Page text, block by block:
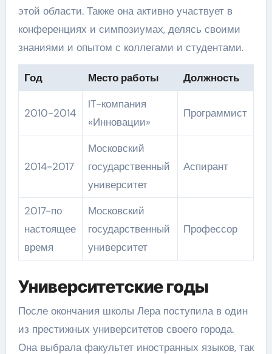
этой области. Также она активно участвует в
конференциях и симпозиумах, делясь своими
знаниями и опытом с коллегами и студентами.
Год Место работы Должность
2010-2014
IT-компания
«Инновации»
Программист
2014-2017
Московский
государственный
университет
Аспирант
2017-по
настоящее
время
Московский
государственный
университет
Профессор
Университетские годы
После окончания школы Лера поступила в один
из престижных университетов своего города.
Она выбрала факультет иностранных языков, так